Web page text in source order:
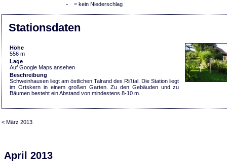
- = kein Niederschlag
Stationsdaten
Höhe
556 m
Lage
Auf Google Maps ansehen
Beschreibung
Schweinhausen liegt am östlichen Talrand des Rißtal. Die Station liegt
im Ortskern in einem großen Garten. Zu den Gebäuden und zu
Bäumen besteht ein Abstand von mindestens 8-10 m.
< März 2013
April 2013